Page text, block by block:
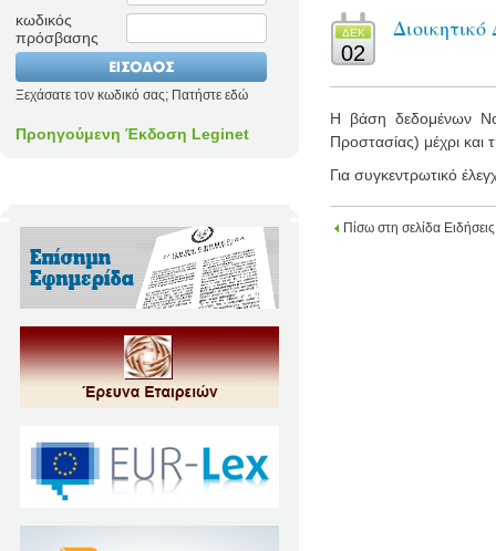
κωδικός
πρόσβασης
Ξεχάσατε τον κωδικό σας; Πατήστε εδώ
Προηγούμενη Έκδοση Leginet
ΔΕΚ
02
Η βάση δεδομένων
Προστασίας) μέχρι και
Για συγκεντρωτικό
Πίσω στη σελίδα Ειδήσεις